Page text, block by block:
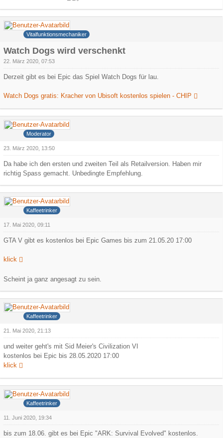
heica
Vitalfunktionsmechaniker
Watch Dogs wird verschenkt
22. März 2020, 07:53
Derzeit gibt es bei Epic das Spiel Watch Dogs für lau.
Watch Dogs gratis: Kracher von Ubisoft kostenlos spielen - CHIP
Meanevil
Moderator
23. März 2020, 13:50
Da habe ich den ersten und zweiten Teil als Retailversion. Haben mir
richtig Spass gemacht. Unbedingte Empfehlung.
Hank
Kaffeetrinker
17. Mai 2020, 09:11
GTA V gibt es kostenlos bei Epic Games bis zum 21.05.20 17:00
klick
Scheint ja ganz angesagt zu sein.
Hank
Kaffeetrinker
21. Mai 2020, 21:13
und weiter geht's mit Sid Meier's Civilization VI
kostenlos bei Epic bis 28.05.2020 17:00
klick
Hank
Kaffeetrinker
11. Juni 2020, 19:34
bis zum 18.06. gibt es bei Epic "ARK: Survival Evolved" kostenlos.